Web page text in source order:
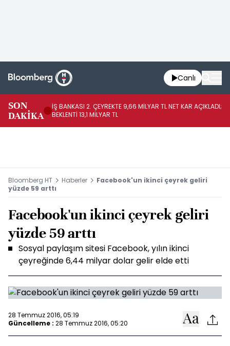
Canlı
SON
DAKİKA
İŞ BANKASI 2. ÇEYREKTE 9,66 MİLYAR TL NET KAR AÇIKLADI;
BEKLENTİ 13,1 MİLYAR TL
Bloomberg HT Haberler
Facebook'un ikinci çeyrek geliri
yüzde 59 arttı
Facebook'un ikinci çeyrek geliri
yüzde 59 arttı
Sosyal paylaşım sitesi Facebook, yılın ikinci
çeyreğinde 6,44 milyar dolar gelir elde etti
28 Temmuz 2016, 05:19
Güncelleme : 28 Temmuz 2016, 05:20